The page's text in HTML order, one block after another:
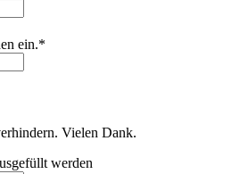
ein.*
Vielen Dank.
werden